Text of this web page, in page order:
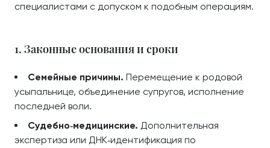
специалистами с допуском к подобным операциям.
1. Законные основания и сроки
Семейные причины. Перемещение к родовой
усыпальнице, объединение супругов, исполнение
последней воли.
Судебно‑медицинские. Дополнительная
экспертиза или ДНК‑идентификация по